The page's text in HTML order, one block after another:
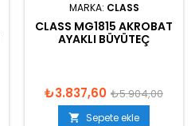
MARKA: CLASS
CLASS MG1815 AKROBAT
AYAKLI BÜYÜTEÇ
₺3.837,60 ₺5.904,00
 Sepete ekle